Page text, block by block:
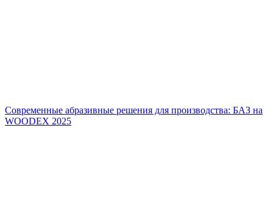
Современные абразивные решения для производства: БАЗ на
WOODEX 2025